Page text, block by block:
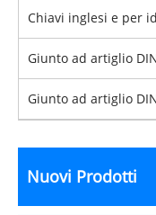
Chiavi inglesi e per
Giunto ad artiglio
Giunto ad artiglio
Nuovi Prodotti